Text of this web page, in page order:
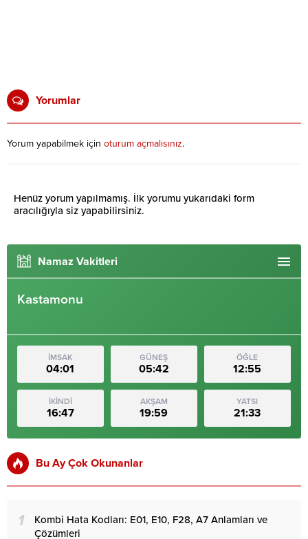
Yorumlar
Yorum yapabilmek için oturum açmalısınız.
Henüz yorum yapılmamış. İlk yorumu yukarıdaki form
aracılığıyla siz yapabilirsiniz.
Namaz Vakitleri
Kastamonu
İMSAK
04:01
GÜNEŞ
05:42
ÖĞLE
12:55
İKİNDİ
16:47
AKŞAM
19:59
YATSI
21:33
Bu Ay Çok Okunanlar
1
Kombi Hata Kodları: E01, E10, F28, A7 Anlamları ve
Çözümleri